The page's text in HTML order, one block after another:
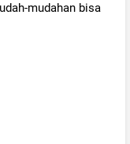
mudahan bisa